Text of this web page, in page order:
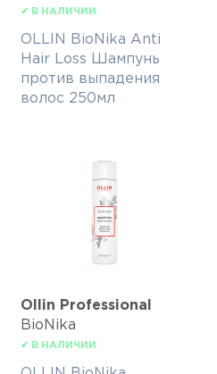
✔ В НАЛИЧИИ
OLLIN BioNika Anti
Hair Loss Шампунь
против выпадения
волос 250мл
Ollin Professional
BioNika
✔ В НАЛИЧИИ